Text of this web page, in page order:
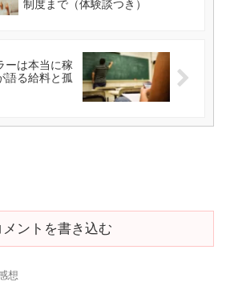
制度まで（体験談つき）
ーは本当に稼
語る給料と孤
メントを書き込む
想